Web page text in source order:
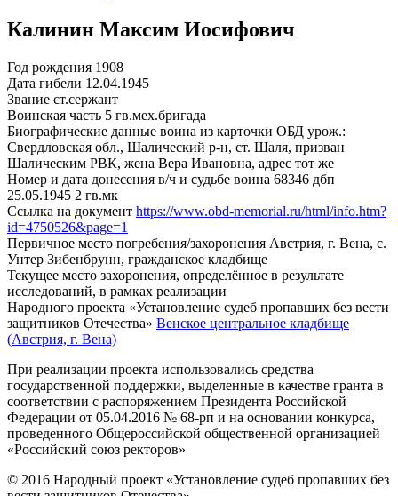
Калинин Максим Иосифович
Год рождения 1908
Дата гибели 12.04.1945
Звание ст.сержант
Воинская часть 5 гв.мех.бригада
Биографические данные воина из карточки ОБД урож.:
Свердловская обл., Шалический р-н, ст. Шаля, призван
Шалическим РВК, жена Вера Ивановна, адрес тот же
Номер и дата донесения в/ч и судьбе воина 68346 дбп
25.05.1945 2 гв.мк
Ссылка на документ https://www.obd-memorial.ru/html/info.htm?
id=4750526&page=1
Первичное место погребения/захоронения Австрия, г. Вена, с.
Унтер Зибенбрунн, гражданское кладбище
Текущее место захоронения, определённое в результате
исследований, в рамках реализации
Народного проекта «Установление судеб пропавших без вести
защитников Отечества» Венское центральное кладбище
(Австрия, г. Вена)
При реализации проекта использовались средства
государственной поддержки, выделенные в качестве гранта в
соответствии с распоряжением Президента Российской
Федерации от 05.04.2016 № 68-рп и на основании конкурса,
проведенного Общероссийской общественной организацией
«Российский союз ректоров»
© 2016 Народный проект «Установление судеб пропавших без